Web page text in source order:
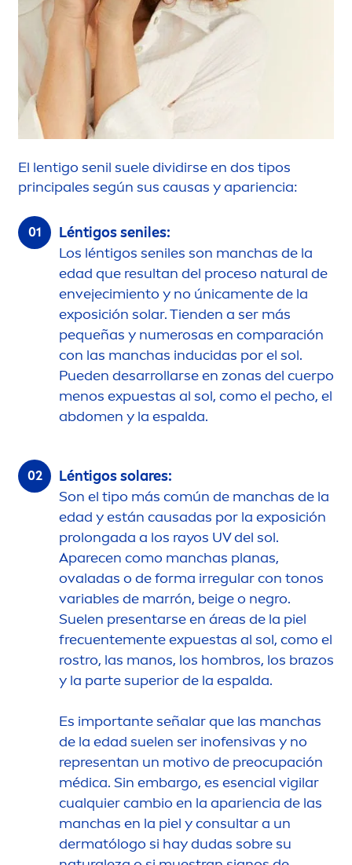
El lentigo senil suele dividirse en dos tipos
principales según sus causas y apariencia:
Léntigos seniles:
Los léntigos seniles son manchas de la
edad que resultan del proceso natural de
envejecimiento y no únicamente de la
exposición solar. Tienden a ser más
pequeñas y numerosas en comparación
con las manchas inducidas por el sol.
Pueden desarrollarse en zonas del cuerpo
menos expuestas al sol, como el pecho, el
abdomen y la espalda.
Léntigos solares:
Son el tipo más común de manchas de la
edad y están causadas por la exposición
prolongada a los rayos UV del sol.
Aparecen como manchas planas,
ovaladas o de forma irregular con tonos
variables de marrón, beige o negro.
Suelen presentarse en áreas de la piel
frecuentemente expuestas al sol, como el
rostro, las manos, los hombros, los brazos
y la parte superior de la espalda.
Es importante señalar que las manchas
de la edad suelen ser inofensivas y no
representan un motivo de preocupación
médica. Sin embargo, es esencial vigilar
cualquier cambio en la apariencia de las
manchas en la piel y consultar a un
dermatólogo si hay dudas sobre su